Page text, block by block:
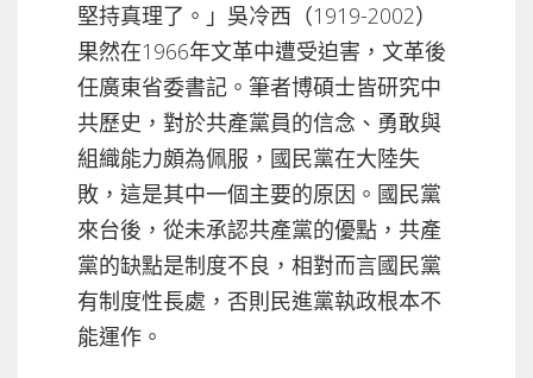
堅持真理了。」吳冷西（1919-2002）
果然在1966年文革中遭受迫害，文革後
任廣東省委書記。筆者博碩士皆研究中
共歷史，對於共產黨員的信念、勇敢與
組織能力頗為佩服，國民黨在大陸失
敗，這是其中一個主要的原因。國民黨
來台後，從未承認共產黨的優點，共產
黨的缺點是制度不良，相對而言國民黨
有制度性長處，否則民進黨執政根本不
能運作。